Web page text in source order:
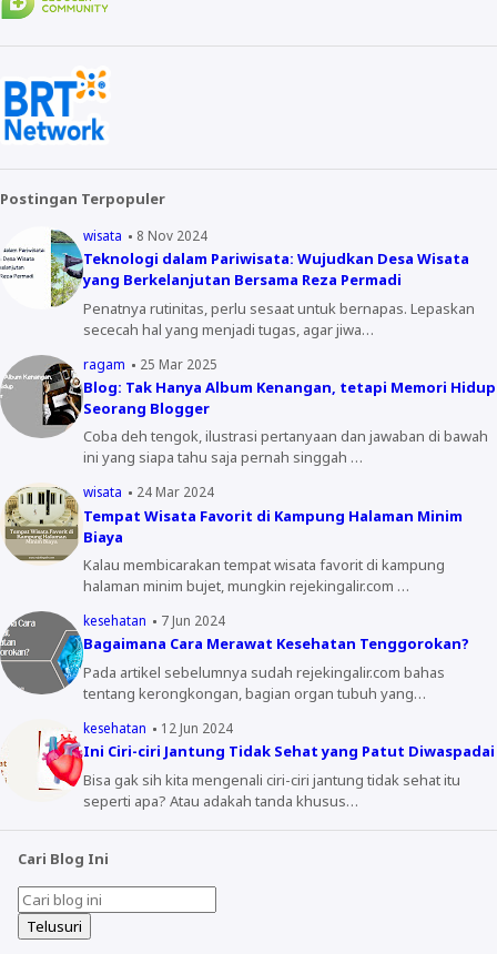
Postingan Terpopuler
wisata 8 Nov 2024
Teknologi dalam Pariwisata: Wujudkan Desa Wisata
yang Berkelanjutan Bersama Reza Permadi
Penatnya rutinitas, perlu sesaat untuk bernapas. Lepaskan
sececah hal yang menjadi tugas, agar jiwa…
ragam 25 Mar 2025
Blog: Tak Hanya Album Kenangan, tetapi Memori Hidup
Seorang Blogger
Coba deh tengok, ilustrasi pertanyaan dan jawaban di bawah
ini yang siapa tahu saja pernah singgah …
wisata 24 Mar 2024
Tempat Wisata Favorit di Kampung Halaman Minim
Biaya
Kalau membicarakan tempat wisata favorit di kampung
halaman minim bujet, mungkin rejekingalir.com …
kesehatan 7 Jun 2024
Bagaimana Cara Merawat Kesehatan Tenggorokan?
Pada artikel sebelumnya sudah rejekingalir.com bahas
tentang kerongkongan, bagian organ tubuh yang…
kesehatan 12 Jun 2024
Ini Ciri-ciri Jantung Tidak Sehat yang Patut Diwaspadai
Bisa gak sih kita mengenali ciri-ciri jantung tidak sehat itu
seperti apa? Atau adakah tanda khusus…
Cari Blog Ini